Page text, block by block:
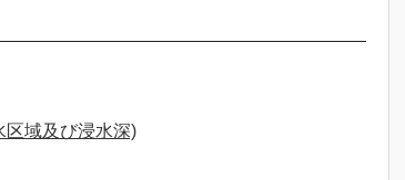
区域及び浸水深)